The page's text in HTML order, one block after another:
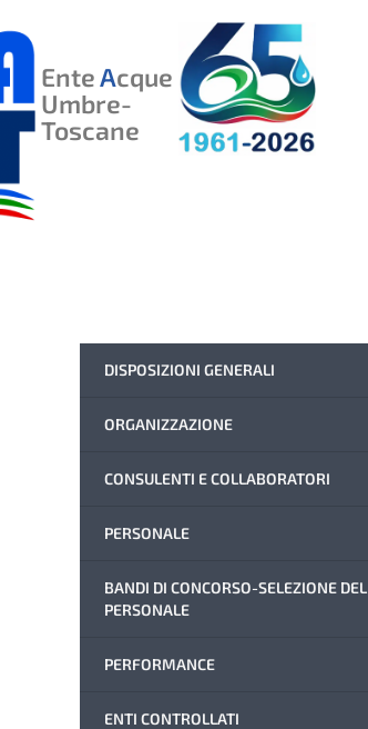
AL
CONTENUTO
EnteAcque
Umbre-
Toscane
DISPOSIZIONI GENERALI
ORGANIZZAZIONE
CONSULENTI E COLLABORATORI
PERSONALE
BANDI DI CONCORSO-SELEZIONE DEL
PERSONALE
PERFORMANCE
ENTI CONTROLLATI